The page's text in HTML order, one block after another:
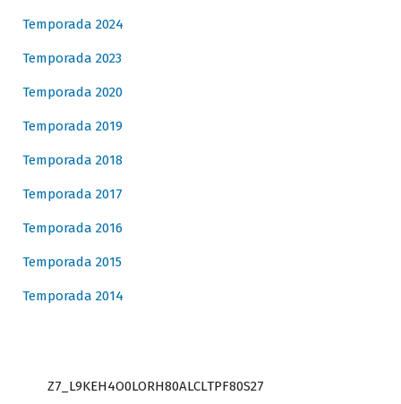
Temporada 2024
Temporada 2023
Temporada 2020
Temporada 2019
Temporada 2018
Temporada 2017
Temporada 2016
Temporada 2015
Temporada 2014
Z7_L9KEH4O0LORH80ALCLTPF80S27